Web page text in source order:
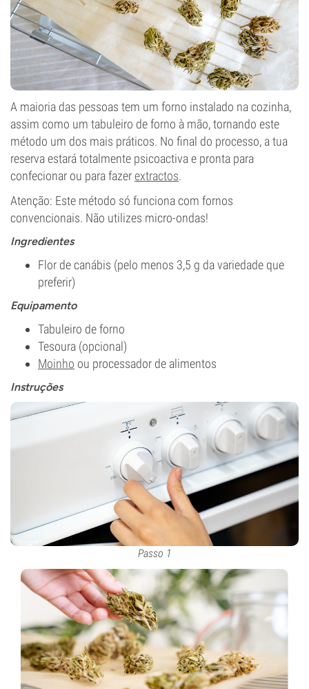
A maioria das pessoas tem um forno instalado na cozinha,
assim como um tabuleiro de forno à mão, tornando este
método um dos mais práticos. No final do processo, a tua
reserva estará totalmente psicoactiva e pronta para
confecionar ou para fazerextractos.
Atenção: Este método só funciona com fornos
convencionais. Não utilizes micro-ondas!
Ingredientes
Flor de canábis (pelo menos 3,5 g da variedade que
preferir)
Equipamento
Tabuleiro de forno
Tesoura (opcional)
Moinho ou processador de alimentos
Instruções
Passo 1